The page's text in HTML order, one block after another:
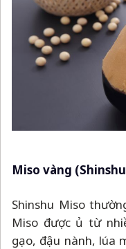
Miso vàng
Shinshu Miso
Miso được ủ từ
gạo, đậu nành, lúa